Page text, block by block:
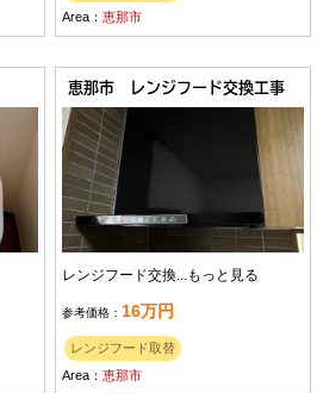
Area：恵那市
恵那市 レンジフード交換工事
レンジフード交換... もっと見る
参考価格： 16万円
レンジフード取替
Area：恵那市